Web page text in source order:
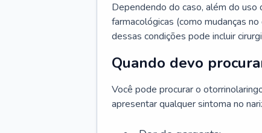
Dependendo do caso, além do
farmacológicas (como mudanças
dessas condições pode incluir
Quando devo
Você pode procurar o
apresentar qualquer sintoma no